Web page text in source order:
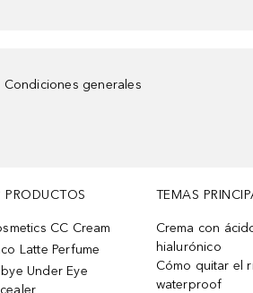
Condiciones generales
PRODUCTOS
CC Cream
Latte Perfume
Under Eye
TEMAS
Crema con
hialurónico
Cómo quitar el
waterproof